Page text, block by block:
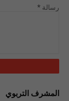
رسالة *
المشرف التربوي